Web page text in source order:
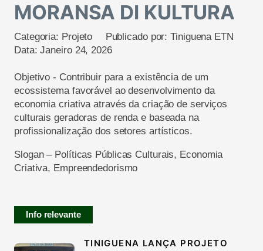
MORANSA DI KULTURA
Categoria: Projeto Publicado por:Tiniguena ETN
Data:Janeiro 24, 2026
Objetivo - Contribuir para a existência de um
ecossistema favorável ao desenvolvimento da
economia criativa através da criação de serviços
culturais geradoras de renda e baseada na
profissionalização dos setores artísticos.
Slogan– Políticas Públicas Culturais, Economia
Criativa, Empreendedorismo
Info relevante
TINIGUENA LANÇA PROJETO